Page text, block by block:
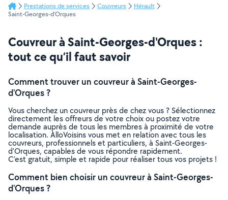
Prestations de services Couvreurs
Hérault
Saint-Georges-d'Orques
Couvreur à Saint-Georges-d'Orques :
tout ce qu’il faut savoir
Comment trouver un couvreur à Saint-Georges-
d'Orques ?
Vous cherchez un couvreur près de chez vous ? Sélectionnez
directement les offreurs de votre choix ou postez votre
demande auprès de tous les membres à proximité de votre
localisation. AlloVoisins vous met en relation avec tous les
couvreurs, professionnels et particuliers, à Saint-Georges-
d'Orques, capables de vous répondre rapidement.
C’est gratuit, simple et rapide pour réaliser tous vos projets !
Comment bien choisir un couvreur à Saint-Georges-
d'Orques ?